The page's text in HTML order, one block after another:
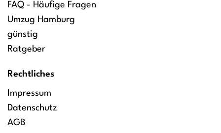
FAQ - Häufige Fragen
Umzug Hamburg
günstig
Ratgeber
Rechtliches
Impressum
Datenschutz
AGB